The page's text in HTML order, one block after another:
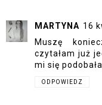
MARTYNA 16
Muszę
czytałam już
mi się
ODPOWIEDZ